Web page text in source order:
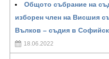
Общото събрание на
изборен член на Висшия
Вълков – съдия в
18.06.2022